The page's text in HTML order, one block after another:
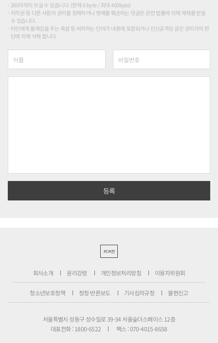
200자까지 쓰실 수 있습니다. (현재 0 byte / 최대 400byte)
저작권 등 다른 사람의 권리를 침해하거나 명예를 훼손하는 댓글은 관련 법률에 의해 제재를 받을
수 있습니다.
타인에게 불쾌감을 주는 욕설 등 비하하는 단어가 내용에 포함되거나 인신공격성 글은 관리자의 판
단에 의해 삭제 합니다.
PC버전
회사소개 윤리강령 개인정보처리방침 이용자위원회
청소년보호정책 정정·반론보도 기사심의규정 불편신고
서울특별시 성동구 성수일로 39-34 서울숲더스페이스 12층
대표전화 : 1800-6522
팩스 : 070-4015-8658